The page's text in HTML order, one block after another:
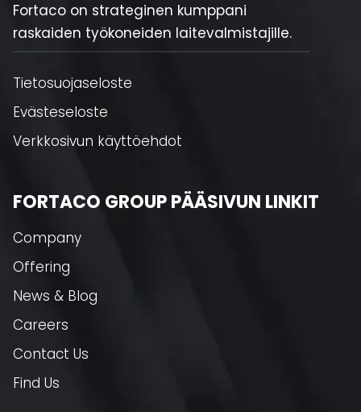
Fortaco on strateginen kumppani
raskaiden työkoneiden laitevalmistajille.
Tietosuojaseloste
Evästeseloste
Verkkosivun käyttöehdot
FORTACO GROUP PÄÄSIVUN LINKIT
Company
Offering
News & Blog
Careers
Contact Us
Find Us